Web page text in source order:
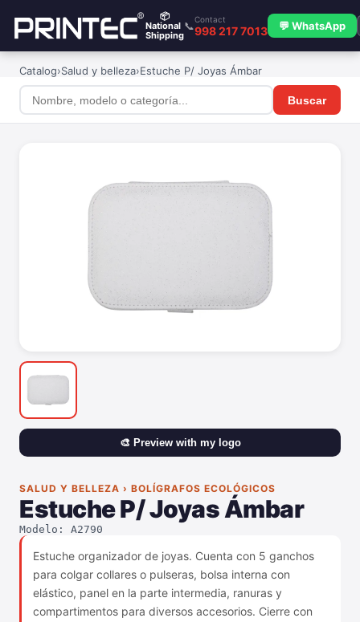
📦
National
Shipping
📞
Contact
998 217 7013 💬 WhatsApp
Catalog›Salud y belleza›Estuche P/ Joyas Ámbar
Buscar
🎨 Preview with my logo
SALUD Y BELLEZA › BOLÍGRAFOS ECOLÓGICOS
Estuche P/ Joyas Ámbar
Modelo: A2790
Estuche organizador de joyas. Cuenta con 5 ganchos
para colgar collares o pulseras, bolsa interna con
elástico, panel en la parte intermedia, ranuras y
compartimentos para diversos accesorios. Cierre con